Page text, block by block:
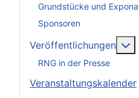
Grundstücke und
Sponsoren
Veröffentlichungen
RNG in der Presse
Veranstaltungskalender